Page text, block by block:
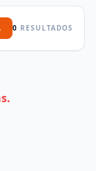
0 RESULTADOS